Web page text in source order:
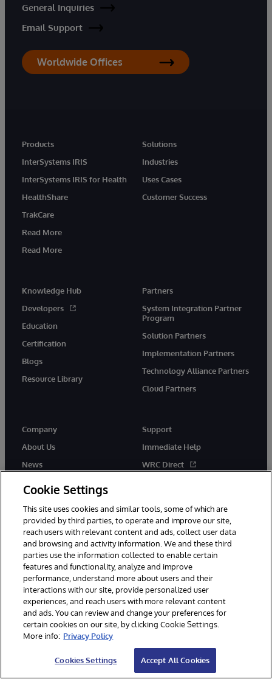
General Inquiries
Email Support
Worldwide Offices
Products
InterSystems IRIS
InterSystems IRIS for Health
HealthShare
TrakCare
Read More
Read More
Solutions
Industries
Uses Cases
Customer Success
Knowledge Hub
Developers
Education
Certification
Blogs
Resource Library
Partners
System Integration Partner
Program
Solution Partners
Implementation Partners
Technology Alliance Partners
Cloud Partners
Company
About Us
News
Support
Immediate Help
WRC Direct
© 1996-2026 InterSystems Corporation, Cambridge, MA. All Rights
Reserved.
Notices/Terms & Conditions
Privacy Statement
Guarantee
Accessibility
Cookie Settings
This site uses cookies and similar tools, some of which are
provided by third parties, to operate and improve our site,
reach users with relevant content and ads, collect user data
and browsing and activity information. We and these third
parties use the information collected to enable certain
features and functionality, analyze and improve
performance, understand more about users and their
interactions with our site, provide personalized user
experiences, and reach users with more relevant content
and ads. You can review and change your preferences for
certain cookies on our site, by clicking Cookie Settings.
More info: Privacy Policy
Cookies Settings Accept All Cookies